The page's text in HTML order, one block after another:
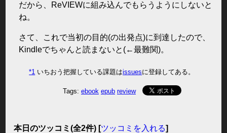
だから、ReVIEWに組み込んでもらうようにしないと
ね。
さて、これで当初の目的(の出発点)に到達したので、
Kindleでちゃんと読まないと(←最難関)。
*1 いちおう把握している課題はissuesに登録してある。
Tags: ebook epub review
本日のツッコミ(全2件) [ツッコミを入れる]